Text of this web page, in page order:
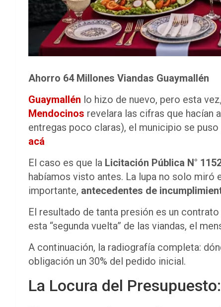
Ahorro 64 Millones Viandas Guaymallén
Guaymallén lo hizo de nuevo, pero esta
Mendocinos revelara las cifras que hacían
entregas poco claras), el municipio se
acá
El caso es que la Licitación Pública N°
habíamos visto antes. La lupa no solo miró
importante, antecedentes de
El resultado de tanta presión es un
esta “segunda vuelta” de las viandas, el
A continuación, la radiografía completa:
obligación un 30% del pedido inicial.
La Locura del